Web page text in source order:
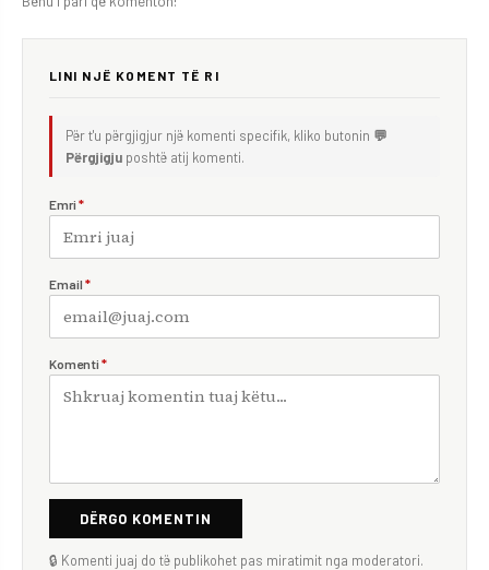
LINI NJË KOMENT TË RI
Për t'u përgjigjur një komenti specifik, kliko butonin 💬
Përgjigju poshtë atij komenti.
Emri *
Email *
Komenti *
DËRGO KOMENTIN
🔒 Komenti juaj do të publikohet pas miratimit nga moderatori.